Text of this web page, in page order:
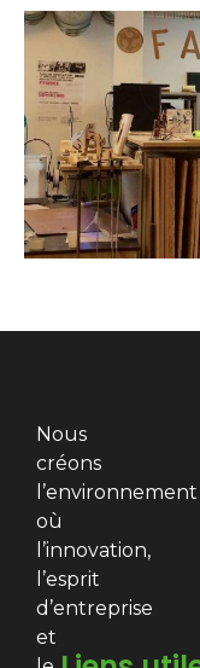
Nous
créons
l’environnement
où
l’innovation,
l’esprit
d’entreprise
et